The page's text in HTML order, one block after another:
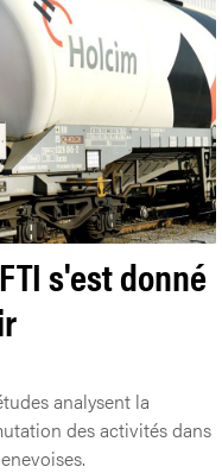
s'est donné
analysent la
des activités dans